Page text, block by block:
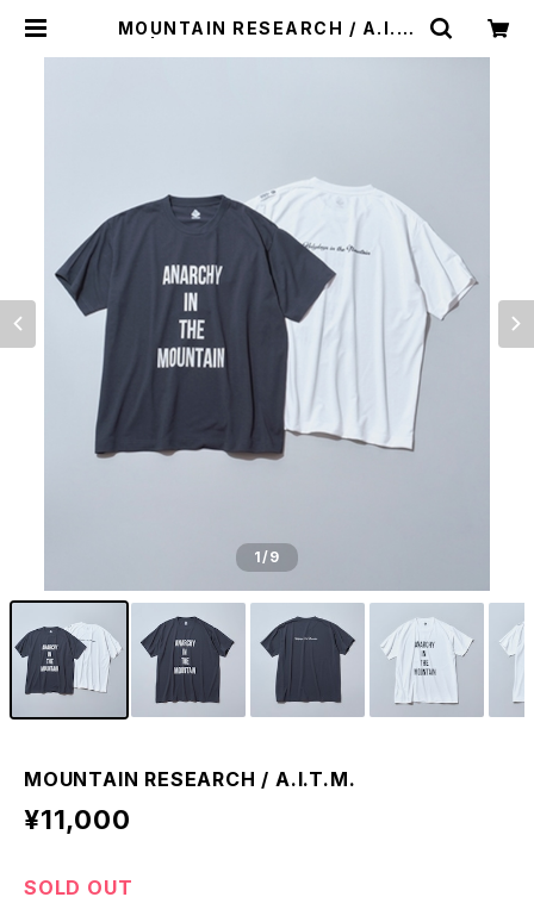
MOUNTAIN RESEARCH / A.I.T.
1/9
MOUNTAIN RESEARCH / A.I.T.M.
¥11,000
SOLD OUT